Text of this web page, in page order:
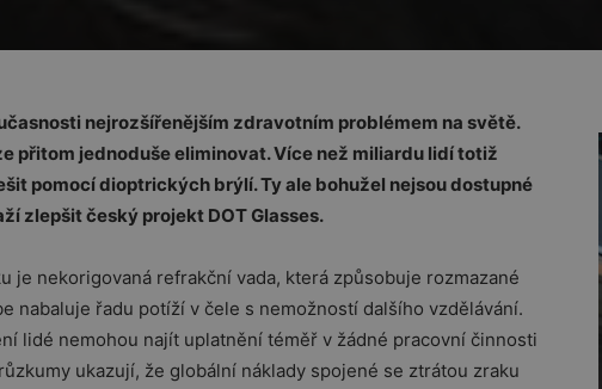
nejrozšířenějším zdravotním problémem na světě.
přitom jednoduše eliminovat. Více než miliardu lidí totiž
pomocí dioptrických brýlí. Ty ale bohužel nejsou dostupné
zlepšit český projekt DOT Glasses.
je nekorigovaná refrakční vada, která způsobuje rozmazané
nabaluje řadu potíží v čele s nemožností dalšího vzdělávání.
lidé nemohou najít uplatnění téměř v žádné pracovní činnosti
ukazují, že globální náklady spojené se ztrátou zraku